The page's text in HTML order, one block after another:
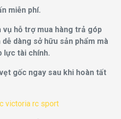
miễn phí.
vụ hỗ trợ mua hàng trả góp
dàng sở hữu sản phẩm mà
lực tài chính.
gốc ngay sau khi hoàn tất
victoria rc sport